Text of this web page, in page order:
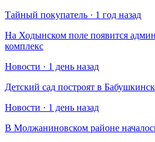
Тайный покупатель · 1 год назад
На Ходынском поле появится
комплекс
Новости · 1 день назад
Детский сад построят в
Новости · 1 день назад
В Молжаниновском районе